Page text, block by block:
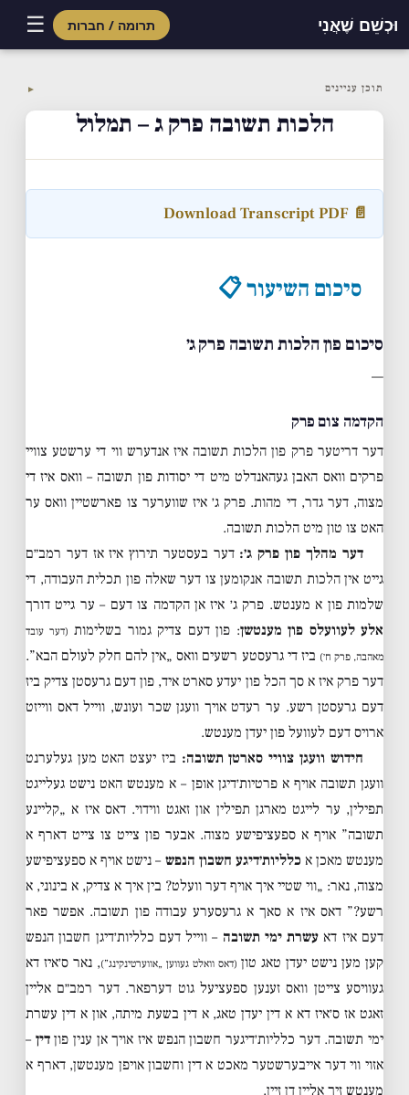
וּכְשֵׁם שֶׁאֲנִי תרומה / חברות ☰
content
תוכן עניינים ▼
הלכות תשובה פרק ג – תמלול
📄 Download Transcript PDF
סיכום השיעור 📋
סיכום פון הלכות תשובה פרק ג׳
—
הקדמה צום פרק
דער דריטער פרק פון הלכות תשובה איז אנדערש ווי די ערשטע צוויי
פרקים וואס האבן געהאנדלט מיט די יסודות פון תשובה – וואס איז די
מצוה, דער גדר, די מהות. פרק ג׳ איז שווערער צו פארשטיין וואס ער
האט צו טון מיט הלכות תשובה.
דער מהלך פון פרק ג׳: דער בעסטער תירוץ איז אז דער רמב״ם
גייט אין הלכות תשובה אנקומען צו דער שאלה פון תכלית העבודה, די
שלמות פון א מענטש. פרק ג׳ איז אן הקדמה צו דעם – ער גייט דורך
אלע לעוועלס פון מענטשן: פון דעם צדיק גמור בשלימות (דער עובד
מאהבה, פרק ח׳) ביז די גרעסטע רשעים וואס „אין להם חלק לעולם הבא”.
דער פרק איז א סך הכל פון יעדע סארט איד, פון דעם גרעסטן צדיק ביז
דעם גרעסטן רשע. ער רעדט אויך וועגן שכר ועונש, ווייל דאס ווייזט
ארויס דעם לעוועל פון יעדן מענטש.
חידוש וועגן צוויי סארטן תשובה: ביז יעצט האט מען געלערנט
וועגן תשובה אויף א פרטיות׳דיגן אופן – א מענטש האט נישט געלייגט
תפילין, ער לייגט מארגן תפילין און זאגט ווידוי. דאס איז א „קליינע
תשובה” אויף א ספעציפישע מצוה. אבער פון צייט צו צייט דארף א
מענטש מאכן א כלליות׳דיגע חשבון הנפש – נישט אויף א ספעציפישע
מצוה, נאר: „ווי שטיי איך אויף דער וועלט? בין איך א צדיק, א בינוני, א
רשע?” דאס איז א סאך א גרעסערע עבודה פון תשובה. אפשר פאר
דעם איז דא עשרת ימי תשובה – ווייל דעם כלליות׳דיגן חשבון הנפש
קען מען נישט יעדן טאג טון (דאס וואלט געווען „אווערטינקינג”), נאר ס׳איז דא
געוויסע צייטן וואס זענען ספעציעל גוט דערפאר. דער רמב״ם אליין
זאגט אז ס׳איז דא א דין יעדן טאג, א דין בשעת מיתה, און א דין עשרת
ימי תשובה. דער כלליות׳דיגער חשבון הנפש איז אויך אן ענין פוןדין –
אזוי ווי דער אייבערשטער מאכט א דין וחשבון אויפן מענטשן, דארף א
מענטש זיך אליין דן זיין.